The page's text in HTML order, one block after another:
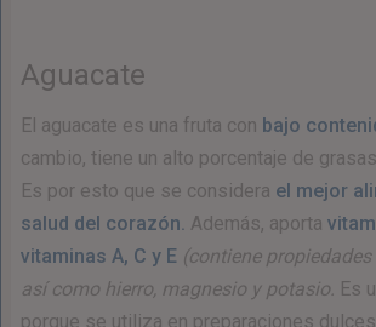
Aguacate
El aguacate es una fruta con bajo
cambio, tiene un alto porcentaje de
Es por esto que se considera el mejor
salud del corazón. Además, aporta
vitaminas A, C y E(contiene
así como hierro, magnesio y potasio. Es
porque se utiliza en preparaciones